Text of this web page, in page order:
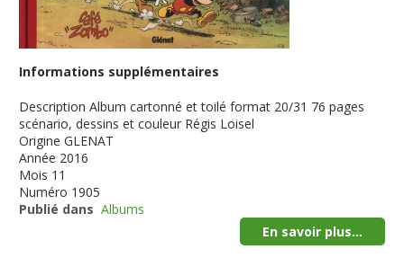
Informations supplémentaires
Description Album cartonné et toilé format 20/31 76 pages
scénario, dessins et couleur Régis Loisel
Origine GLENAT
Année 2016
Mois 11
Numéro 1905
Publié dans Albums
En savoir plus...